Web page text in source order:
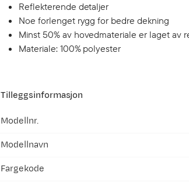
Reflekterende detaljer
Noe forlenget rygg for bedre dekning
Minst 50% av hovedmateriale er laget av
Materiale: 100% polyester
Tilleggsinformasjon
Modellnr.
Modellnavn
Fargekode